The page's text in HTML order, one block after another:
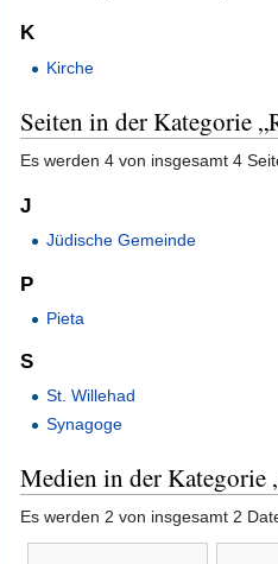
K
Kirche
Seiten in der Kategorie
Es werden 4 von insgesamt 4
J
Jüdische Gemeinde
P
Pieta
S
St. Willehad
Synagoge
Medien in der Kategorie
Es werden 2 von insgesamt 2